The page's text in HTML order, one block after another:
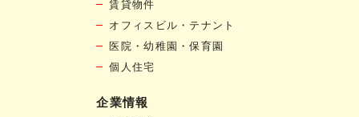
賃貸物件
オフィスビル・テナント
医院・幼稚園・保育園
個人住宅
企業情報